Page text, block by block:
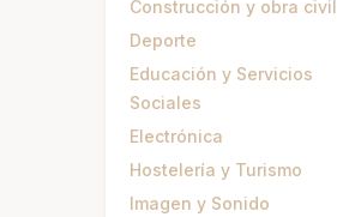
Construcción y obra civil
Deporte
Educación y Servicios
Sociales
Electrónica
Hostelería y Turismo
Imagen y Sonido